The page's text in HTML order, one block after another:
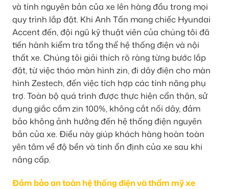
và tính nguyên bản của xe lên hàng đầu trong mọi
quy trình lắp đặt. Khi Anh Tấn mang chiếc Hyundai
Accent đến, đội ngũ kỹ thuật viên của chúng tôi đã
tiến hành kiểm tra tổng thể hệ thống điện và nội
thất xe. Chúng tôi giải thích rõ ràng từng bước lắp
đặt, từ việc tháo màn hình zin, đi dây điện cho màn
hình Zestech, đến việc tích hợp các tính năng phụ
trợ. Toàn bộ quá trình được thực hiện cẩn thận, sử
dụng giắc cắm zin 100%, không cắt nối dây, đảm
bảo không ảnh hưởng đến hệ thống điện nguyên
bản của xe. Điều này giúp khách hàng hoàn toàn
yên tâm về độ bền và tính ổn định của xe sau khi
nâng cấp.
Đảm bảo an toàn hệ thống điện và thẩm mỹ xe